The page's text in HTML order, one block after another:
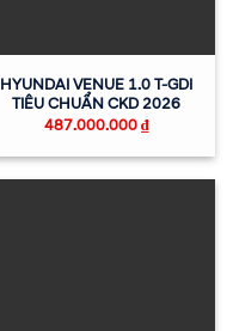
HYUNDAI VENUE 1.0 T-GDI
TIÊU CHUẨN CKD 2026
487.000.000₫